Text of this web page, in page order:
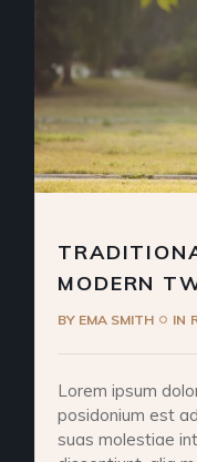
MODERN
BY EMA SMITH IN
Lorem ipsum
posidonium est
suas molestiae